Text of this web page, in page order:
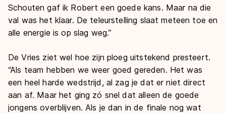
Schouten gaf ik Robert een goede kans. Maar na die
val was het klaar. De teleurstelling slaat meteen toe en
alle energie is op slag weg.”
De Vries ziet wel hoe zijn ploeg uitstekend presteert.
“Als team hebben we weer goed gereden. Het was
een heel harde wedstrijd, al zag je dat er niet direct
aan af. Maar het ging zó snel dat alleen de goede
jongens overblijven. Als je dan in de finale nog wat